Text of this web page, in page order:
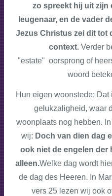
zo spreekt hij uit zijn
leugenaar, en de vader
Jezus Christus zei dit tot
context. Verder
"estate" oorsprong of
woord
Hun eigen woonstede:
gelukzaligheid, waar
woonplaats nog hebben.
wij: Doch van dien dag
ook niet de engelen der
alleen.Welke dag wordt
de dag des Heeren. In
vers 25 lezen wij ook